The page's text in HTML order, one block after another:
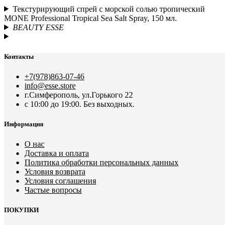
Текстурирующий спрей с морской солью тропический
MONE Professional Tropical Sea Salt Spray, 150 мл.
BEAUTY ESSE
Контакты
+7(978)863-07-46
info@esse.store
г.Симферополь, ул.Горького 22
с 10:00 до 19:00. Без выходных.
Информация
О нас
Доставка и оплата
Политика обработки персональных данных
Условия возврата
Условия соглашения
Частые вопросы
ПОКУПКИ